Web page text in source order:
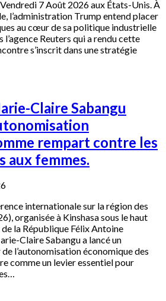
7 Août 2026 aux États-Unis. À
l’administration Trump entend placer
au cœur de sa politique industrielle
l’agence Reuters qui a rendu cette
s’inscrit dans une stratégie
Claire Sabangu
rempart contre les
aux femmes.
internationale sur la région des
organisée à Kinshasa sous le haut
la République Félix Antoine
Claire Sabangu a lancé un
l’autonomisation économique des
comme un levier essentiel pour